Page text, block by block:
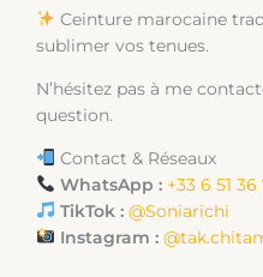
Ceinture marocaine
sublimer vos tenues.
N’hésitez pas à me
question.
Contact & Réseaux
WhatsApp : +33 6 51 36
TikTok : @Soniarichi
Instagram :